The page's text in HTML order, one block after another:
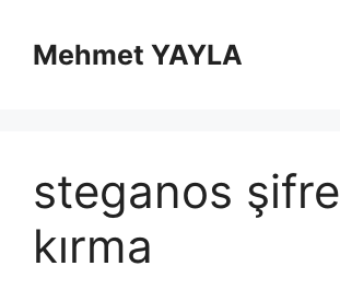
Mehmet YAYLA
steganos şifre
kırma